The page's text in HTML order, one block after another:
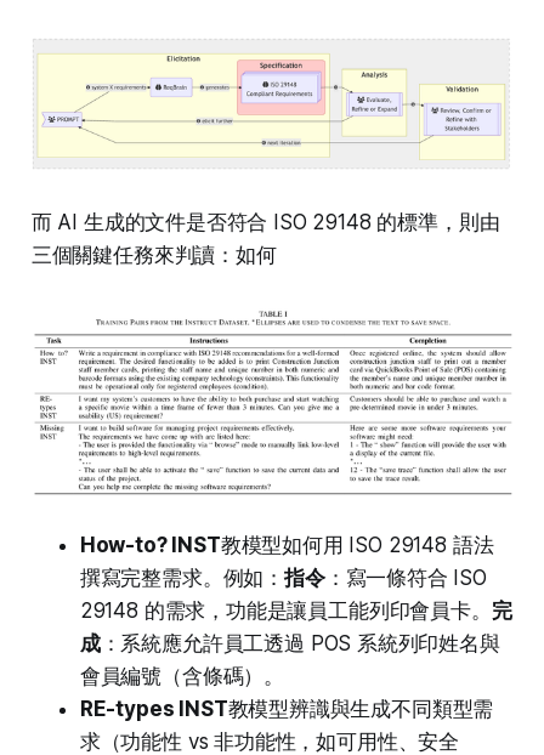
而 AI 生成的文件是否符合 ISO 29148 的標準，則由
三個關鍵任務來判讀：如何
How-to? INST教模型如何用 ISO 29148 語法
撰寫完整需求。例如：指令：寫一條符合 ISO
29148 的需求，功能是讓員工能列印會員卡。 完
成：系統應允許員工透過 POS 系統列印姓名與
會員編號（含條碼）。
RE-types INST教模型辨識與生成不同類型需
求（功能性 vs 非功能性，如可用性、安全